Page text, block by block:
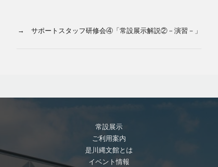
→ サポートスタッフ研修会④「常設展示解説②－演習－」
常設展示
ご利用案内
是川縄文館とは
イベント情報